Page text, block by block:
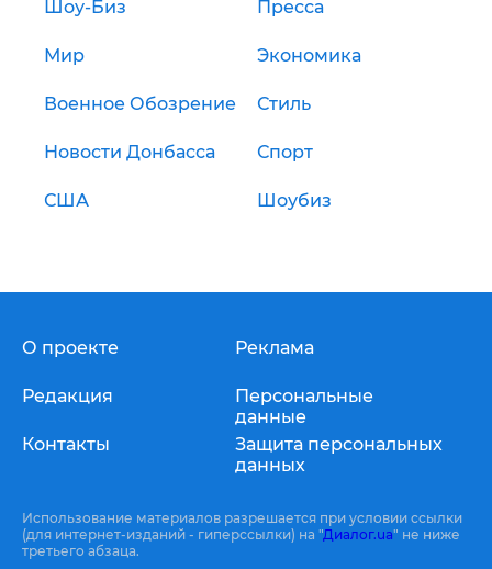
Шоу-Биз Пресса
Мир Экономика
Военное Обозрение Стиль
Новости Донбасса Спорт
США Шоубиз
О проекте
Редакция
Контакты
Реклама
Персональные
данные
Защита персональных
данных
Использование материалов разрешается при условии ссылки
(для интернет-изданий - гиперссылки) на "Диалог.ua" не ниже
третьего абзаца.